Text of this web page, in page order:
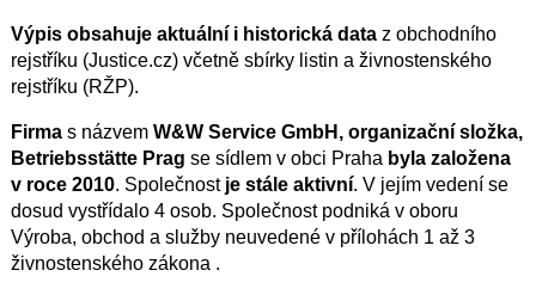
Výpis obsahuje aktuální i historická dataz obchodního
rejstříku (Justice.cz) včetně sbírky listin a živnostenského
rejstříku (RŽP).
Firmas názvem W&W Service GmbH, organizační složka,
Betriebsstätte Prag se sídlem v obci Praha byla založena
v roce 2010. Společnost je stále aktivní. V jejím vedení se
dosud vystřídalo 4 osob. Společnost podniká v oboru
Výroba, obchod a služby neuvedené v přílohách 1 až 3
živnostenského zákona .